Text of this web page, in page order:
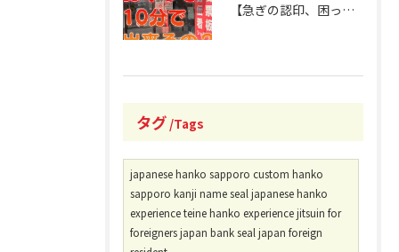
【急ぎの認印、困ったことありませんか？】
タグ Tags
japanese hanko sapporo custom hanko
sapporo kanji name seal japanese hanko
experience teine hanko experience jitsuin for
foreigners japan bank seal japan foreign